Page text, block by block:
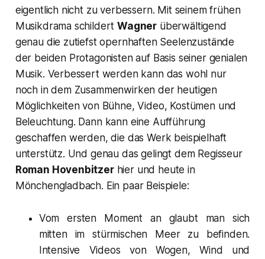
eigentlich nicht zu verbessern. Mit seinem frühen
Musikdrama schildertWagner überwältigend
genau die zutiefst opernhaften Seelenzustände
der beiden Protagonisten auf Basis seiner genialen
Musik. Verbessert werden kann das wohl nur
noch in dem Zusammenwirken der heutigen
Möglichkeiten von Bühne, Video, Kostümen und
Beleuchtung. Dann kann eine Aufführung
geschaffen werden, die das Werk beispielhaft
unterstütz. Und genau das gelingt dem Regisseur
Roman Hovenbitzerhier und heute in
Mönchengladbach. Ein paar Beispiele:
Vom ersten Moment an glaubt man sich
mitten im stürmischen Meer zu befinden.
Intensive Videos von Wogen, Wind und